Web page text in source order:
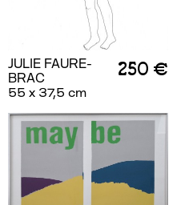
JULIE FAURE-
BRAC
55 x 37,5 cm
250 €